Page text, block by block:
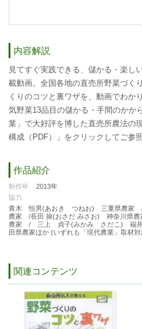
内容解説
見てすぐ実践できる、儲かる・楽し
載動画。全国各地の直売所野菜づく
くりのコツと裏ワザを、動画でわか
気野菜13品目の儲かる・手間のかか
業」で大好評を博した直売所農法
構成（PDF）」をクリックしてご参
作品紹介
制作年
2013年
協力
青木 恒男(あおき つねお) 三重県農
農家 /長田 操(おさだ みさお) 神奈川県
農家 / 三上 貞子(みかみ さだこ) 福
田県農家ほか (いずれも「現代農業」取材対
関連コンテンツ